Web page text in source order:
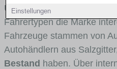
Einstellungen
Umlandverkehr zu sehen
Fahrertypen die Marke
Fahrzeuge stammen von
Autohändlern aus
Bestand haben. Über